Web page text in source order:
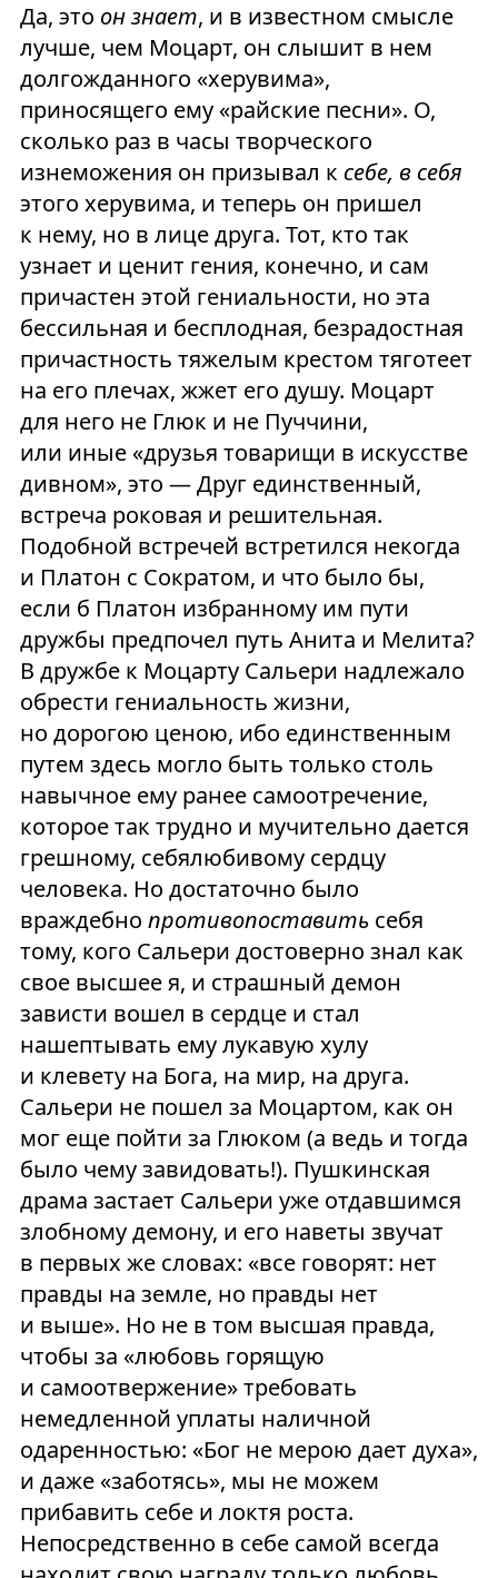
Да, это он знает, и в известном смысле
лучше, чем Моцарт, он слышит в нем
долгожданного «херувима»,
приносящего ему «райские песни». О,
сколько раз в часы творческого
изнеможения он призывал к себе, в себя
этого херувима, и теперь он пришел
к нему, но в лице друга. Тот, кто так
узнает и ценит гения, конечно, и сам
причастен этой гениальности, но эта
бессильная и бесплодная, безрадостная
причастность тяжелым крестом тяготеет
на его плечах, жжет его душу. Моцарт
для него не Глюк и не Пуччини,
или иные «друзья товарищи в искусстве
дивном», это — Друг единственный,
встреча роковая и решительная.
Подобной встречей встретился некогда
и Платон с Сократом, и что было бы,
если б Платон избранному им пути
дружбы предпочел путь Анита и Мелита?
В дружбе к Моцарту Сальери надлежало
обрести гениальность жизни,
но дорогою ценою, ибо единственным
путем здесь могло быть только столь
навычное ему ранее самоотречение,
которое так трудно и мучительно дается
грешному, себялюбивому сердцу
человека. Но достаточно было
враждебно противопоставитьсебя
тому, кого Сальери достоверно знал как
свое высшее я, и страшный демон
зависти вошел в сердце и стал
нашептывать ему лукавую хулу
и клевету на Бога, на мир, на друга.
Сальери не пошел за Моцартом, как он
мог еще пойти за Глюком (а ведь и тогда
было чему завидовать!). Пушкинская
драма застает Сальери уже отдавшимся
злобному демону, и его наветы звучат
в первых же словах: «все говорят: нет
правды на земле, но правды нет
и выше». Но не в том высшая правда,
чтобы за «любовь горящую
и самоотвержение» требовать
немедленной уплаты наличной
одаренностью: «Бог не мерою дает духа»,
и даже «заботясь», мы не можем
прибавить себе и локтя роста.
Непосредственно в себе самой всегда